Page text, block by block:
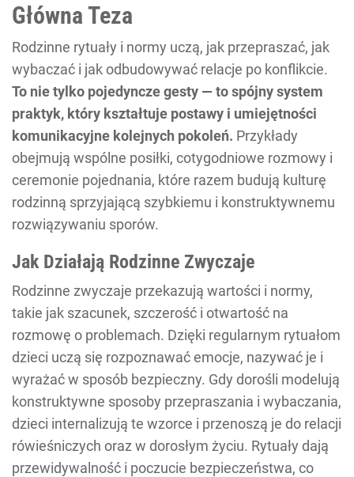
Główna Teza
Rodzinne rytuały i normy uczą, jak przepraszać, jak
wybaczać i jak odbudowywać relacje po konflikcie.
To nie tylko pojedyncze gesty — to spójny system
praktyk, który kształtuje postawy i umiejętności
komunikacyjne kolejnych pokoleń. Przykłady
obejmują wspólne posiłki, cotygodniowe rozmowy i
ceremonie pojednania, które razem budują kulturę
rodzinną sprzyjającą szybkiemu i konstruktywnemu
rozwiązywaniu sporów.
Jak Działają Rodzinne Zwyczaje
Rodzinne zwyczaje przekazują wartości i normy,
takie jak szacunek, szczerość i otwartość na
rozmowę o problemach. Dzięki regularnym rytuałom
dzieci uczą się rozpoznawać emocje, nazywać je i
wyrażać w sposób bezpieczny. Gdy dorośli modelują
konstruktywne sposoby przepraszania i wybaczania,
dzieci internalizują te wzorce i przenoszą je do relacji
rówieśniczych oraz w dorosłym życiu. Rytuały dają
przewidywalność i poczucie bezpieczeństwa, co